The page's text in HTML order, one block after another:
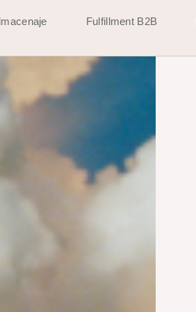
Fulfillment B2B